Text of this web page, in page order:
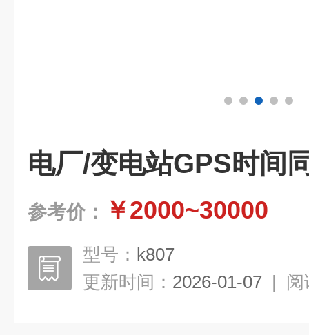
电厂/变电站GPS时间
参考价： ￥2000~30000
型号： k807
更新时间： 2026-01-07 | 阅